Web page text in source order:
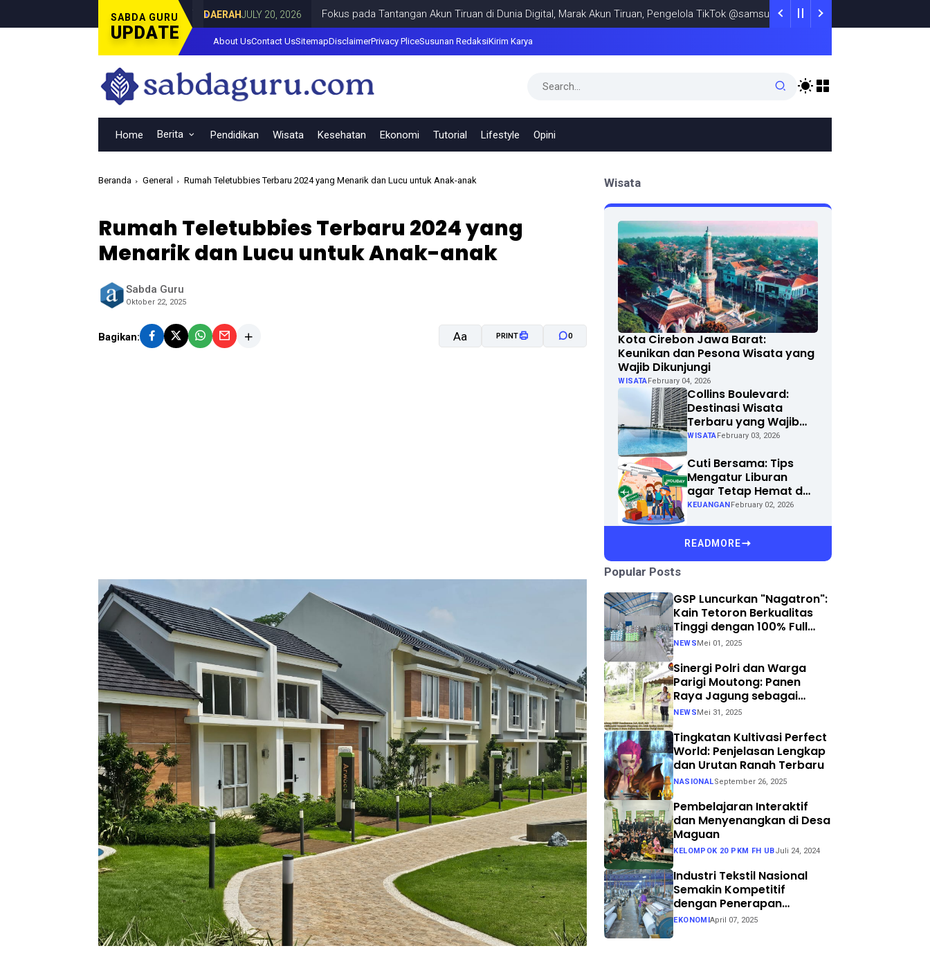
SABDA GURU
UPDATE
Dina Lorenza di Curahdami DAERAH JULY 20, 2026 Fokus pada Tantangan Akun Tiruan di Dunia Digital, Marak Akun Tiruan, Pengelola TikTok @samsungstore.ta Siapkan Langkah Verifikasi
About UsContact UsSitemapDisclaimerPrivacy PliceSusunan RedaksiKirim Karya
Home Berita Pendidikan Wisata Kesehatan Ekonomi Tutorial Lifestyle Opini
Beranda General Rumah Teletubbies Terbaru 2024 yang Menarik dan Lucu untuk Anak-anak
Rumah Teletubbies Terbaru 2024 yang
Menarik dan Lucu untuk Anak-anak
Sabda Guru
Oktober 22, 2025
Bagikan: Aa PRINT 0
Wisata
Kota Cirebon Jawa Barat:
Keunikan dan Pesona Wisata yang
Wajib Dikunjungi
WISATA February 04, 2026
Collins Boulevard:
Destinasi Wisata
Terbaru yang Wajib
Dikunjungi di Kota
WISATA February 03, 2026
Cuti Bersama: Tips
Mengatur Liburan
agar Tetap Hemat dan
Menyenangkan
KEUANGAN February 02, 2026
READMORE
Popular Posts
GSP Luncurkan "Nagatron":
Kain Tetoron Berkualitas
Tinggi dengan 100% Full
Process
NEWS Mei 01, 2025
Sinergi Polri dan Warga
Parigi Moutong: Panen
Raya Jagung sebagai
Langkah Nyata Menuju
NEWS Mei 31, 2025
Tingkatan Kultivasi Perfect
World: Penjelasan Lengkap
dan Urutan Ranah Terbaru
NASIONALSeptember 26, 2025
Pembelajaran Interaktif
dan Menyenangkan di Desa
Maguan
KELOMPOK 20 PKM FH UBJuli 24, 2024
Industri Tekstil Nasional
Semakin Kompetitif
dengan Penerapan
Teknologi Air Jet Loom dan
EKONOMIApril 07, 2025